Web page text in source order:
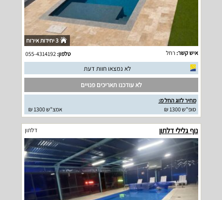
3 יחידות אירוח
איש קשר: רחל טלפון:
לא נמצאו חוות דעת
לא עודכנו תאריכים פנויים
מחיר לזוג החל מ:
סופ"ש 1300 ₪
אמצ"ש 1300 ₪
נוף גלילי דלתון דלתון